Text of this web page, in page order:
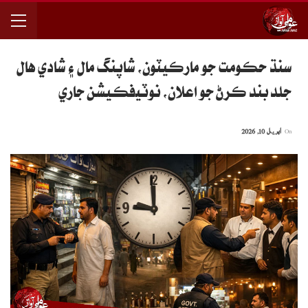
سنڌ حڪومت جو مارڪيٽون، شاپنگ مال ۽ شادي هال
جلد بند ڪرڻ جو اعلان، نوٽيفڪيشن جاري
اپریل 10, 2026